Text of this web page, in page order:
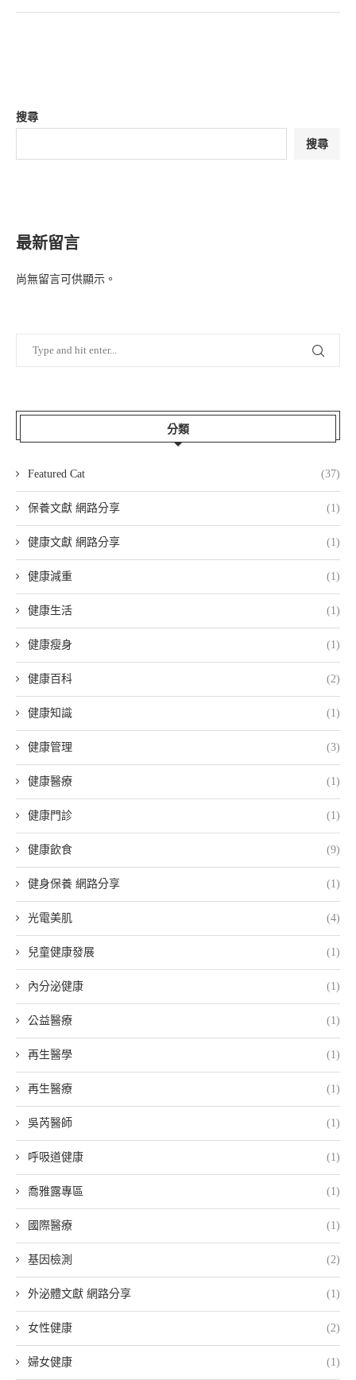
搜尋
搜尋
最新留言
尚無留言可供顯示。
分類
Featured Cat (37)
保養文獻 網路分享 (1)
健康文獻 網路分享 (1)
健康減重 (1)
健康生活 (1)
健康瘦身 (1)
健康百科 (2)
健康知識 (1)
健康管理 (3)
健康醫療 (1)
健康門診 (1)
健康飲食 (9)
健身保養 網路分享 (1)
光電美肌 (4)
兒童健康發展 (1)
內分泌健康 (1)
公益醫療 (1)
再生醫學 (1)
再生醫療 (1)
吳芮醫師 (1)
呼吸道健康 (1)
喬雅露專區 (1)
國際醫療 (1)
基因檢測 (2)
外泌體文獻 網路分享 (1)
女性健康 (2)
婦女健康 (1)